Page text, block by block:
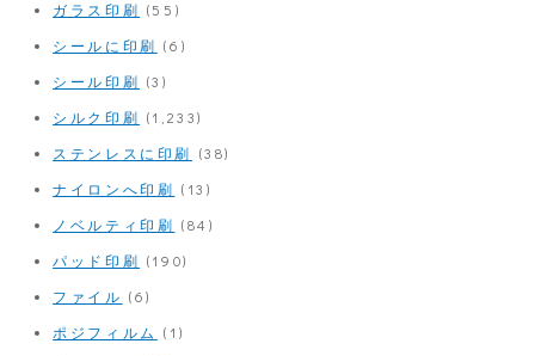
ガラス印刷 (55)
シールに印刷 (6)
シール印刷 (3)
シルク印刷 (1,233)
ステンレスに印刷 (38)
ナイロンへ印刷 (13)
ノベルティ印刷 (84)
パッド印刷 (190)
ファイル (6)
ポジフィルム (1)